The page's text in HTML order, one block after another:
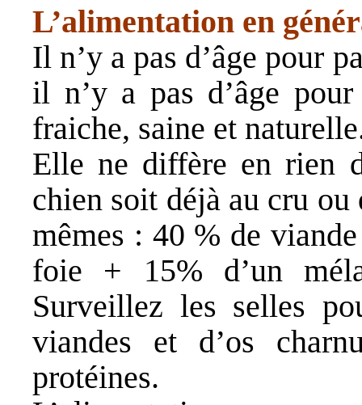
L’alimentation en
Il n’y a pas d’âge pour
il n’y a pas d’âge
fraiche, saine et
Elle ne diffère en rien
chien soit déjà au cru ou
mêmes : 40 % de
foie + 15% d’un
Surveillez les selles
viandes et d’os
protéines.